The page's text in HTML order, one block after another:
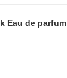
de parfum - M -